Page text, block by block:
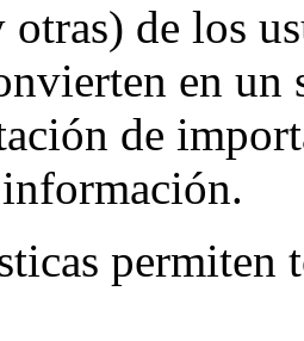
de los
en
de
permiten